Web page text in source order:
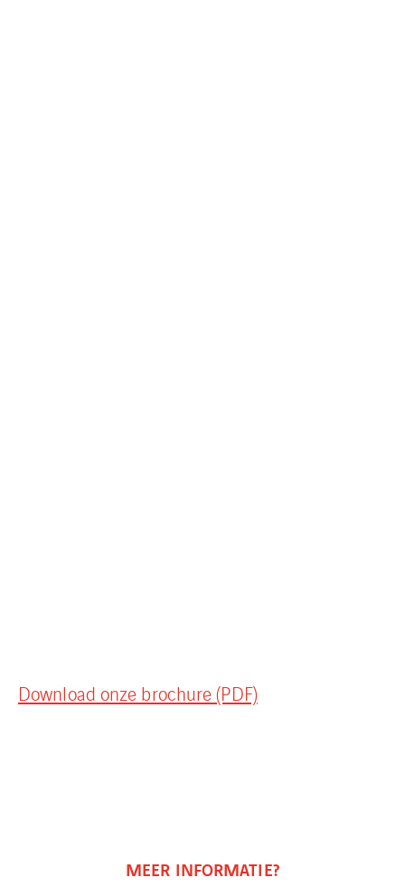
Download onze brochure (PDF)
MEER INFORMATIE?